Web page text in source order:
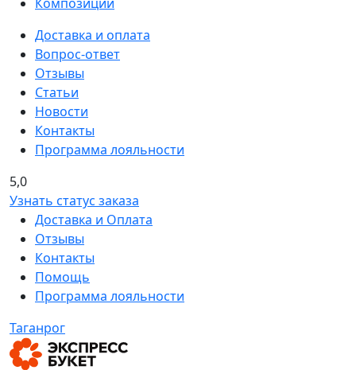
Доставка и оплата
Вопрос-ответ
Отзывы
Статьи
Новости
Контакты
Программа лояльности
5,0
Узнать статус заказа
Доставка и Оплата
Отзывы
Контакты
Помощь
Программа лояльности
Таганрог